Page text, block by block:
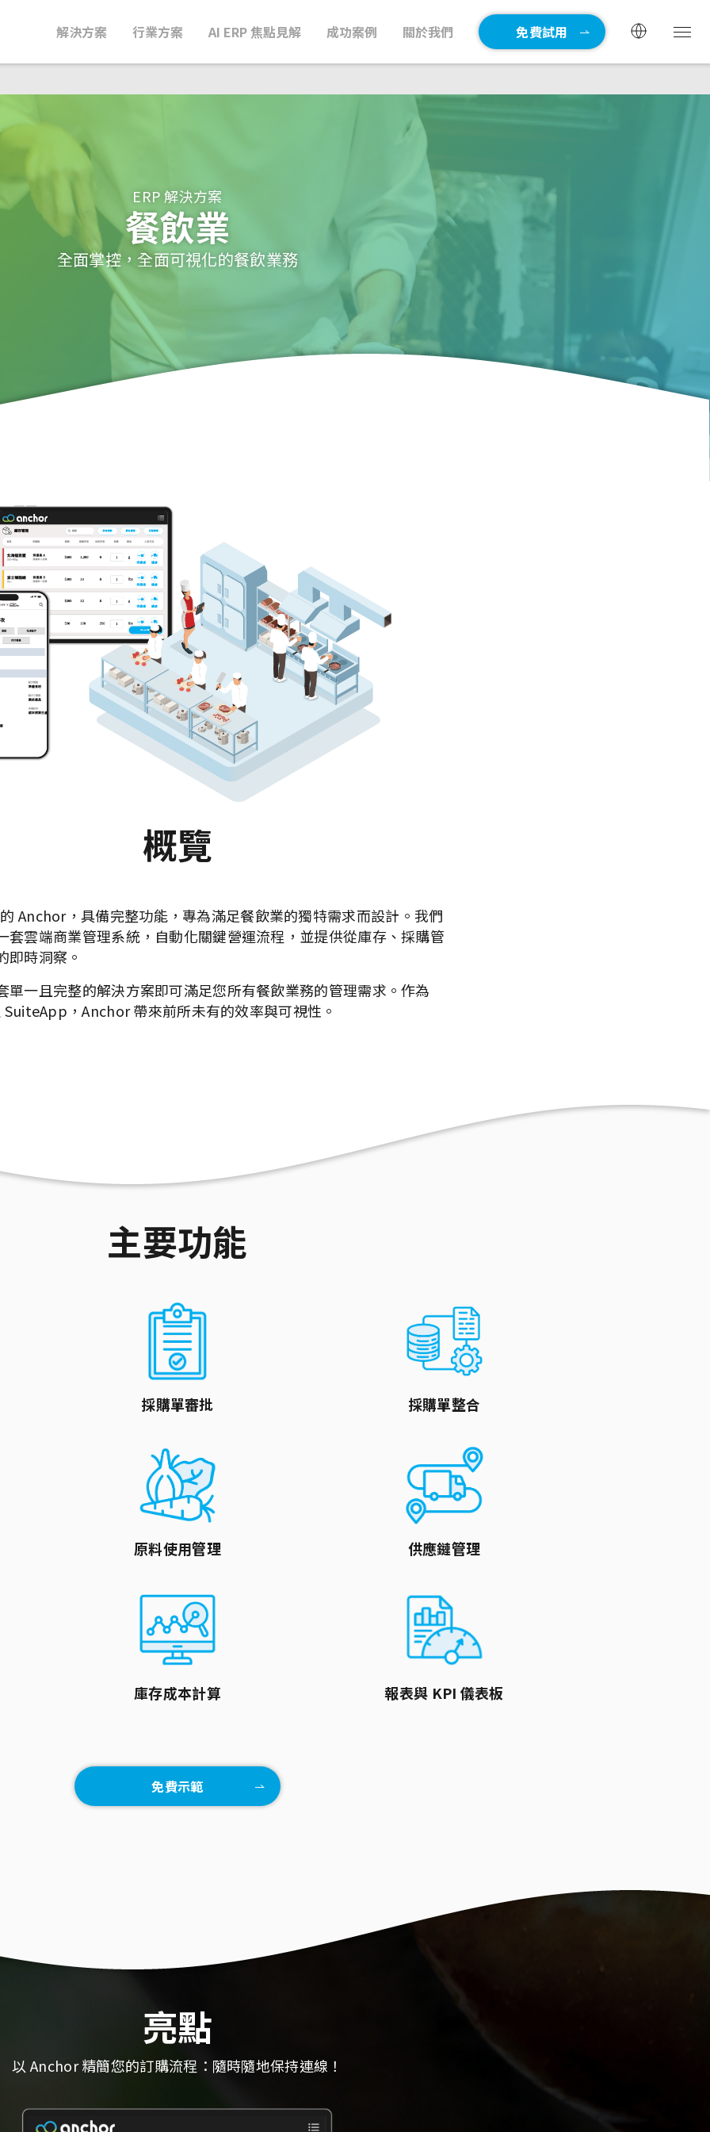
解決方案 行業方案 AI ERP 焦點見解 成功案例 關於我們 免費試用
ERP 解決方案
餐飲業
全面掌控，全面可視化的餐飲業務
概覽
Anchor，具備完整功能，專為滿足餐飲業的獨特需求而設計。我們
套雲端商業管理系統，自動化關鍵營運流程，並提供從庫存、採購管
即時洞察。
單一且完整的解決方案即可滿足您所有餐飲業務的管理需求。作為
，Anchor 帶來前所未有的效率與可視性。
主要功能
採購單審批 採購單整合
原料使用管理 供應鏈管理
庫存成本計算 報表與 KPI 儀表板
免費示範
亮點
以 Anchor 精簡您的訂購流程：隨時隨地保持連線！